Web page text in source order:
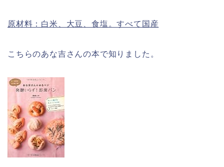
原材料：白米、大豆、食塩。すべて国産
こちらのあな吉さんの本で知りました。